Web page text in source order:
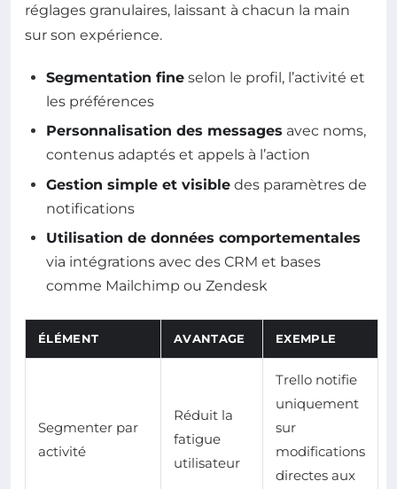
réglages granulaires, laissant à chacun la main
sur son expérience.
Segmentation fine selon le profil, l’activité et
les préférences
Personnalisation des messages avec noms,
contenus adaptés et appels à l’action
Gestion simple et visible des paramètres de
notifications
Utilisation de données comportementales
via intégrations avec des CRM et bases
comme Mailchimp ou Zendesk
ÉLÉMENT AVANTAGE EXEMPLE
Segmenter par
activité
Réduit la
fatigue
utilisateur
Trello notifie
uniquement
sur
modifications
directes aux